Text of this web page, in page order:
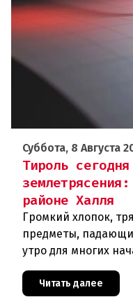
Суббота, 8 Августа
Тироль
районе Халля
Громкий хлопок,
предметы,
утро для многих
сейсмологовПо
Читать далее